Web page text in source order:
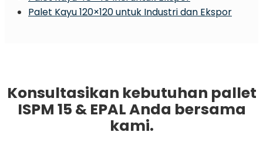
Palet Kayu 120×120 untuk Industri dan Ekspor
Konsultasikan kebutuhan pallet
ISPM 15 & EPAL Anda bersama
kami.